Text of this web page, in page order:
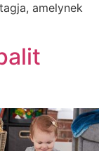
amelynek